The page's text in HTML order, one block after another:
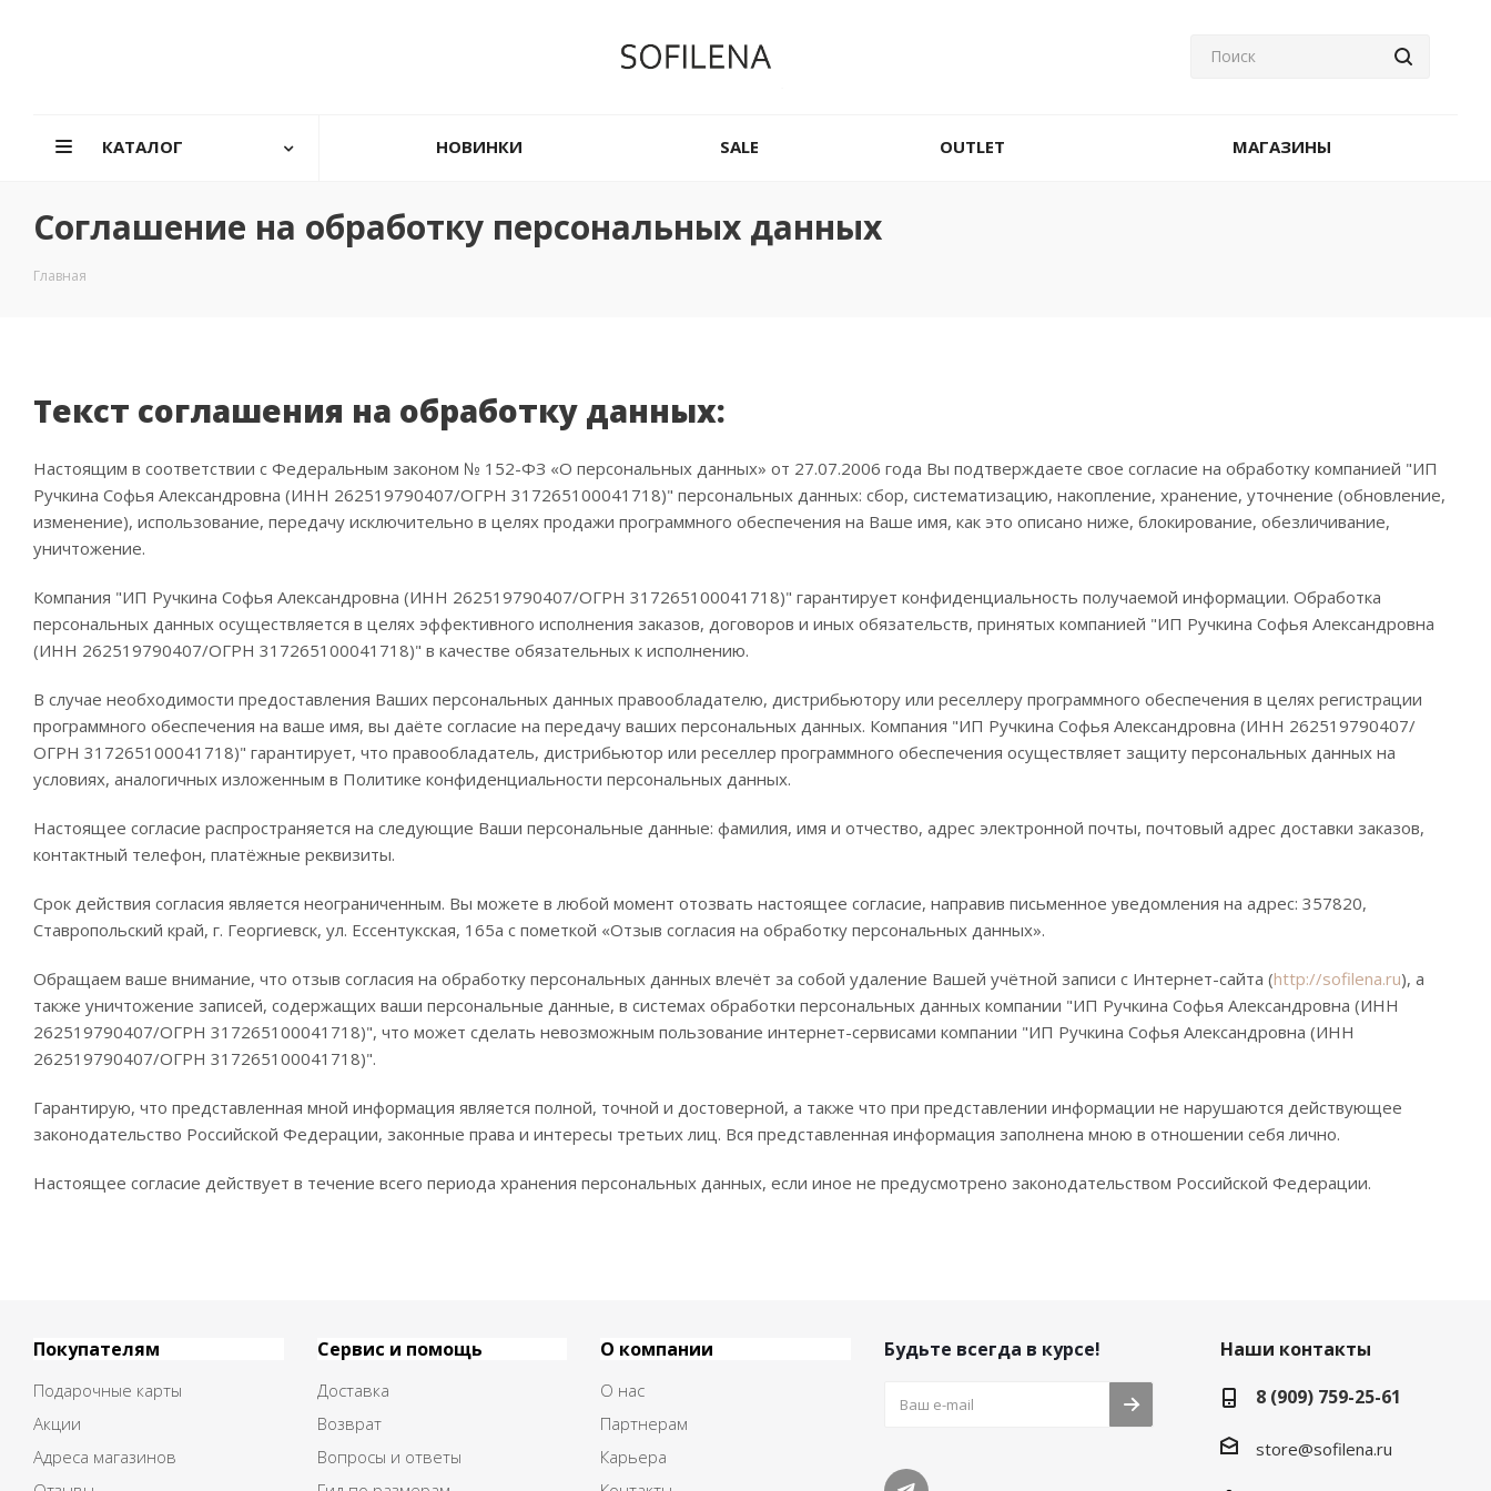
КАТАЛОГ НОВИНКИ SALE OUTLET МАГАЗИНЫ
Соглашение на обработку персональных данных
Главная
Текст соглашения на обработку данных:
Настоящим в соответствии с Федеральным законом № 152-ФЗ «О персональных данных» от 27.07.2006 года Вы подтверждаете свое согласие на обработку компанией "ИП
Ручкина Софья Александровна (ИНН 262519790407/ОГРН 317265100041718)" персональных данных: сбор, систематизацию, накопление, хранение, уточнение (обновление,
изменение), использование, передачу исключительно в целях продажи программного обеспечения на Ваше имя, как это описано ниже, блокирование, обезличивание,
уничтожение.
Компания "ИП Ручкина Софья Александровна (ИНН 262519790407/ОГРН 317265100041718)" гарантирует конфиденциальность получаемой информации. Обработка
персональных данных осуществляется в целях эффективного исполнения заказов, договоров и иных обязательств, принятых компанией "ИП Ручкина Софья Александровна
(ИНН 262519790407/ОГРН 317265100041718)" в качестве обязательных к исполнению.
В случае необходимости предоставления Ваших персональных данных правообладателю, дистрибьютору или реселлеру программного обеспечения в целях регистрации
программного обеспечения на ваше имя, вы даёте согласие на передачу ваших персональных данных. Компания "ИП Ручкина Софья Александровна (ИНН 262519790407/
ОГРН 317265100041718)" гарантирует, что правообладатель, дистрибьютор или реселлер программного обеспечения осуществляет защиту персональных данных на
условиях, аналогичных изложенным в Политике конфиденциальности персональных данных.
Настоящее согласие распространяется на следующие Ваши персональные данные: фамилия, имя и отчество, адрес электронной почты, почтовый адрес доставки заказов,
контактный телефон, платёжные реквизиты.
Срок действия согласия является неограниченным. Вы можете в любой момент отозвать настоящее согласие, направив письменное уведомления на адрес: 357820,
Ставропольский край, г. Георгиевск, ул. Ессентукская, 165а с пометкой «Отзыв согласия на обработку персональных данных».
Обращаем ваше внимание, что отзыв согласия на обработку персональных данных влечёт за собой удаление Вашей учётной записи с Интернет-сайта (http://sofilena.ru), а
также уничтожение записей, содержащих ваши персональные данные, в системах обработки персональных данных компании "ИП Ручкина Софья Александровна (ИНН
262519790407/ОГРН 317265100041718)", что может сделать невозможным пользование интернет-сервисами компании "ИП Ручкина Софья Александровна (ИНН
262519790407/ОГРН 317265100041718)".
Гарантирую, что представленная мной информация является полной, точной и достоверной, а также что при представлении информации не нарушаются действующее
законодательство Российской Федерации, законные права и интересы третьих лиц. Вся представленная информация заполнена мною в отношении себя лично.
Настоящее согласие действует в течение всего периода хранения персональных данных, если иное не предусмотрено законодательством Российской Федерации.
Покупателям
Подарочные карты
Акции
Адреса магазинов
Сервис и помощь
Доставка
Возврат
Вопросы и ответы
О компании
О нас
Партнерам
Карьера
Будьте всегда в курсе!
Наши контакты
8 (909) 759-25-61
store@sofilena.ru